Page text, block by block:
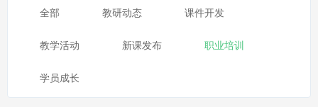
全部 教研动态 课件开发
教学活动 新课发布 职业培训
学员成长